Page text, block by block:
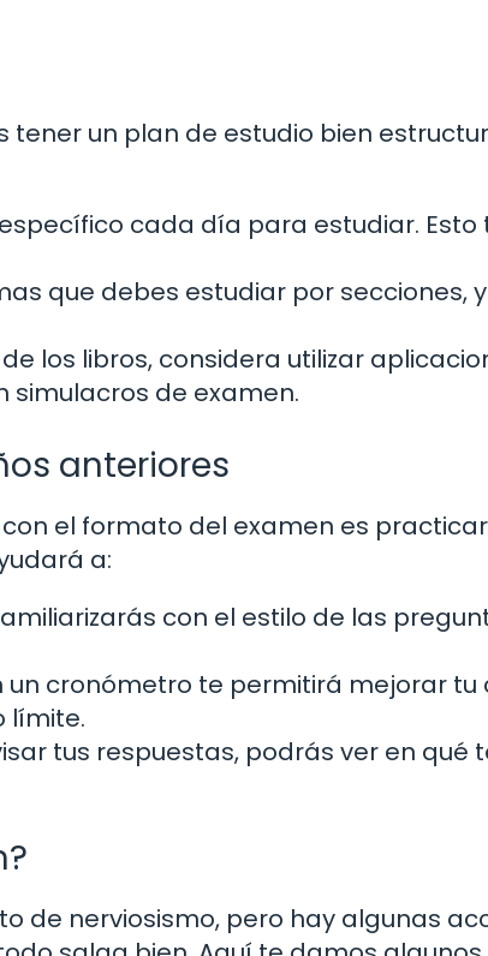
un plan de estudio bien
cada día para estudiar. Esto
que debes estudiar por secciones,
los libros, considera utilizar
de examen.
anteriores
el formato del examen es
a:
con el estilo de las
un cronómetro te permitirá mejorar
límite.
tus respuestas, podrás ver en qué
de nerviosismo, pero hay algunas